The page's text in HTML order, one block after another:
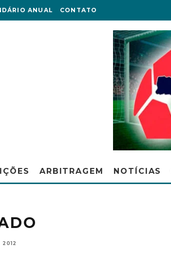
ANUAL CONTATO
ARBITRAGEM NOTÍCIAS
2012